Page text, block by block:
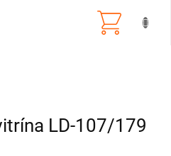
LD-107/179